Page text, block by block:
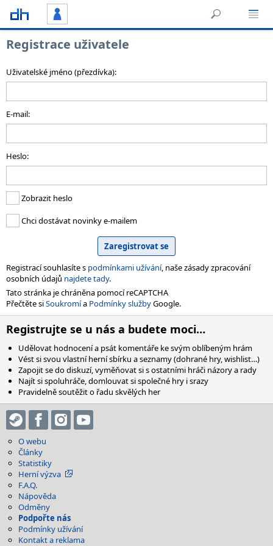
Registrace uživatele
Uživatelské jméno (přezdívka):
E-mail:
Heslo:
Zobrazit heslo
Chci dostávat novinky e-mailem
Registrací souhlasíte s podmínkami užívání, naše zásady zpracování
osobních údajů najdete tady.
Tato stránka je chráněna pomocí reCAPTCHA
Přečtěte siSoukromía Podmínky službyGoogle.
Registrujte se u nás a budete moci…
Udělovat hodnocení a psát komentáře ke svým oblíbeným hrám
Vést si svou vlastní herní sbírku a seznamy (dohrané hry, wishlist…)
Zapojit se do diskuzí, vyměňovat si s ostatními hráči názory a rady
Najít si spoluhráče, domlouvat si společné hry i srazy
Pravidelně soutěžit o řadu skvělých her
O webu
Články
Statistiky
Herní výzva
F.A.Q.
Nápověda
Odměny
Podpořte nás
Podmínky užívání
Kontakt a reklama